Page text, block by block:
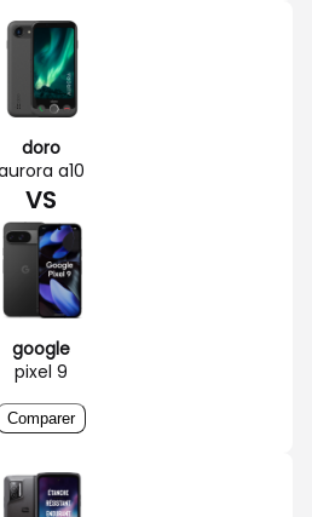
doro
a10
VS
google
pixel 9
Comparer